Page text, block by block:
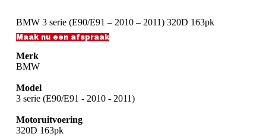
BMW 3 serie (E90/E91 – 2010 – 2011) 320D 163pk
Maak nu een afspraak
Merk
BMW
Model
3 serie (E90/E91 - 2010 - 2011)
Motoruitvoering
320D 163pk